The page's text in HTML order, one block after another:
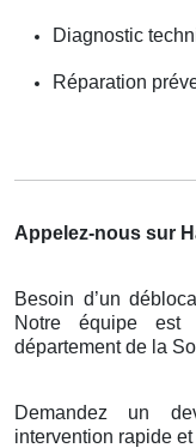
Diagnostic
Réparation
Appelez-nous sur
Besoin d’un
Notre équipe est
département de la
Demandez un
intervention rapide et